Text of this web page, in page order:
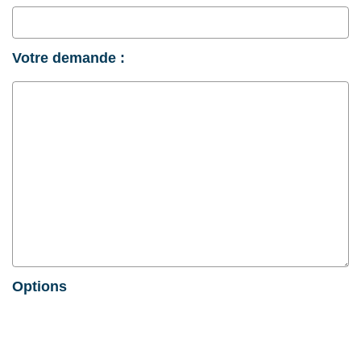
Votre demande :
Options